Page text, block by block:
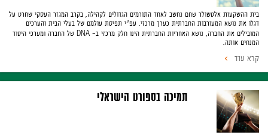
בית ההשקעות אלטשולר שחם נחשב לאחד התורמים הגדולים לקהילה, בקרב המגזר העסקי שחרט על
דגלו את נושא המעורבות החברתית כערך מרכזי. עפ"י תפיסת עולמם של בעלי הבית והערכים
המובילים את החברה, נושא האחריות החברתית הינו חלק מרכזי ב- DNA של החברה ומערכי היסוד
המנחים אותה.
קרא עוד
תמיכה בספורט הישראלי